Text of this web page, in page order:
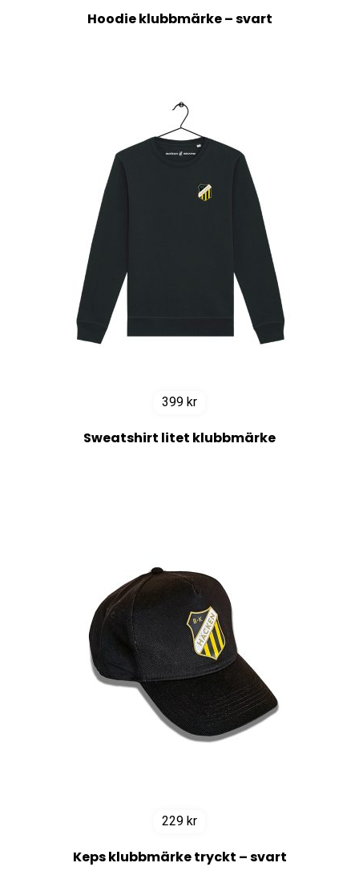
Hoodie klubbmärke – svart
399 kr
Sweatshirt litet klubbmärke
229 kr
Keps klubbmärke tryckt – svart